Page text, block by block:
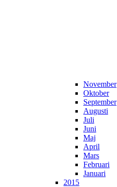
November
Oktober
September
Augusti
Juli
Juni
Maj
April
Mars
Februari
Januari
2015